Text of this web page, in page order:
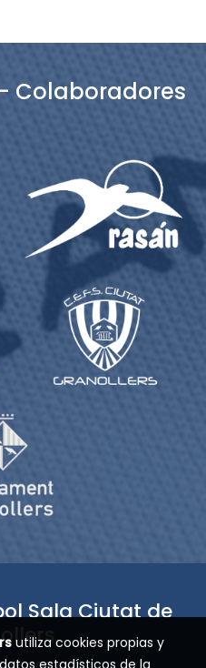
Colaboradores
Sala Ciutat de
utiliza cookies propias y
estadísticos de la